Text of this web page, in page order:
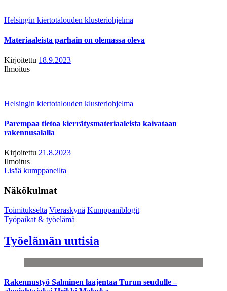
Helsingin kiertotalouden klusteriohjelma
Materiaaleista parhain on olemassa oleva
Kirjoitettu 18.9.2023
Ilmoitus
Helsingin kiertotalouden klusteriohjelma
Parempaa tietoa kierrätysmateriaaleista kaivataan
rakennusalalla
Kirjoitettu 21.8.2023
Ilmoitus
Lisää kumppaneilta
Näkökulmat
Toimitukselta Vieraskynä Kumppaniblogit
Työpaikat & työelämä
Työelämän uutisia
Rakennustyö Salminen laajentaa Turun seudulle –